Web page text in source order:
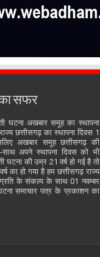
सफर
घटना अखबार समूह का स्थापना
छत्तीसगढ़ का स्थापना दिवस 1
अखबार समूह छत्तीसगढ़ की
अपने स्थापना दिवस को भी
घटना की उम्र 21 वर्ष हो गई है तो
का हो गया है हम छत्तीसगढ़ राज्य
के संकल्प के साथ 01 नवम्बर
समाचार पत्र के प्रकाशन का